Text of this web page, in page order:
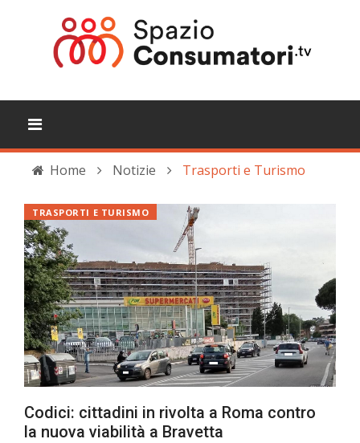
Home Notizie Trasporti e Turismo
Codici: cittadini in rivolta a Roma contro
la nuova viabilità a Bravetta
TRASPORTI E TURISMO